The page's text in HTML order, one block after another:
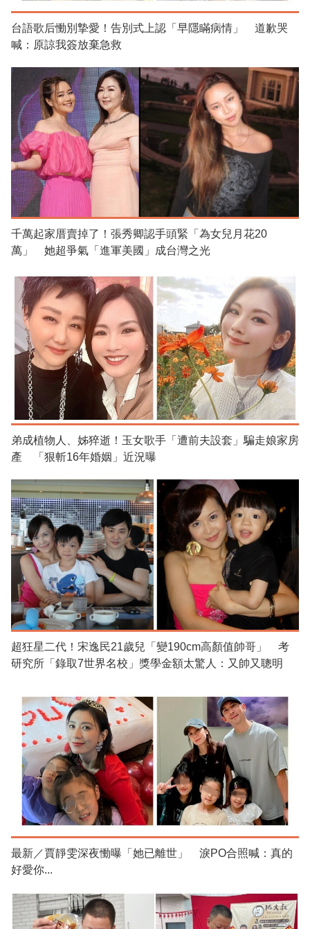
台語歌后慟別摯愛！告別式上認「早隱瞞病情」 道歉哭
喊：原諒我簽放棄急救
千萬起家厝賣掉了！張秀卿認手頭緊「為女兒月花20
萬」 她超爭氣「進軍美國」成台灣之光
弟成植物人、姊猝逝！玉女歌手「遭前夫設套」騙走娘家房
產 「狠斬16年婚姻」近況曝
超狂星二代！宋逸民21歲兒「變190cm高顏值帥哥」 考
研究所「錄取7世界名校」獎學金額太驚人：又帥又聰明
最新／賈靜雯深夜慟曝「她已離世」 淚PO合照喊：真的
好愛你...